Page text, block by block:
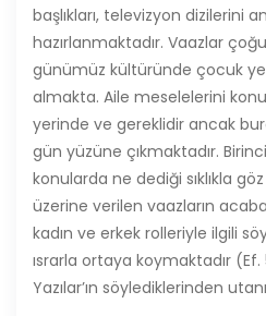
başlıkları, televizyon dizilerini
hazırlanmaktadır. Vaazlar
günümüz kültüründe çocuk
almakta. Aile meselelerini
yerinde ve gereklidir ancak
gün yüzüne çıkmaktadır.
konularda ne dediği sıklıkla
üzerine verilen vaazların
kadın ve erkek rolleriyle ilgili
ısrarla ortaya koymaktadır
Yazılar’ın söylediklerinden